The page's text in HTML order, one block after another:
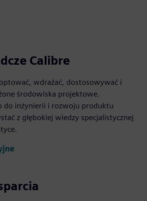
Calibre
wdrażać, dostosowywać i
środowiska projektowe.
do inżynierii i rozwoju produktu
z głębokiej wiedzy specjalistycznej